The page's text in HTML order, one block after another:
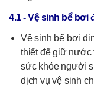
4.1 - Vệ sinh bể bơi
Vệ sinh bể bơi
thiết để giữ nước
sức khỏe người
dịch vụ vệ sinh